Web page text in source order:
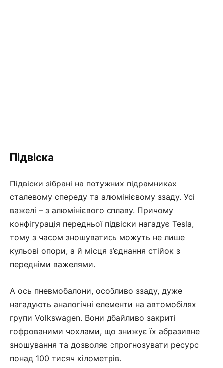
Підвіска
Підвіски зібрані на потужних підрамниках –
сталевому спереду та алюмінієвому ззаду. Усі
важелі – з алюмінієвого сплаву. Причому
конфігурація передньої підвіски нагадує Tesla,
тому з часом зношуватись можуть не лише
кульові опори, а й місця з’єднання стійок з
передніми важелями.
А ось пневмобалони, особливо ззаду, дуже
нагадують аналогічні елементи на автомобілях
групи Volkswagen. Вони дбайливо закриті
гофрованими чохлами, що знижує їх абразивне
зношування та дозволяє спрогнозувати ресурс
понад 100 тисяч кілометрів.